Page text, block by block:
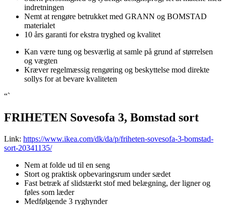
indretningen
Nemt at rengøre betrukket med GRANN og BOMSTAD
materialet
10 års garanti for ekstra tryghed og kvalitet
Kan være tung og besværlig at samle på grund af størrelsen
og vægten
Kræver regelmæssig rengøring og beskyttelse mod direkte
sollys for at bevare kvaliteten
“`
FRIHETEN Sovesofa 3, Bomstad sort
Link: https://www.ikea.com/dk/da/p/friheten-sovesofa-3-bomstad-
sort-20341135/
Nem at folde ud til en seng
Stort og praktisk opbevaringsrum under sædet
Fast betræk af slidstærkt stof med belægning, der ligner og
føles som læder
Medfølgende 3 ryghynder